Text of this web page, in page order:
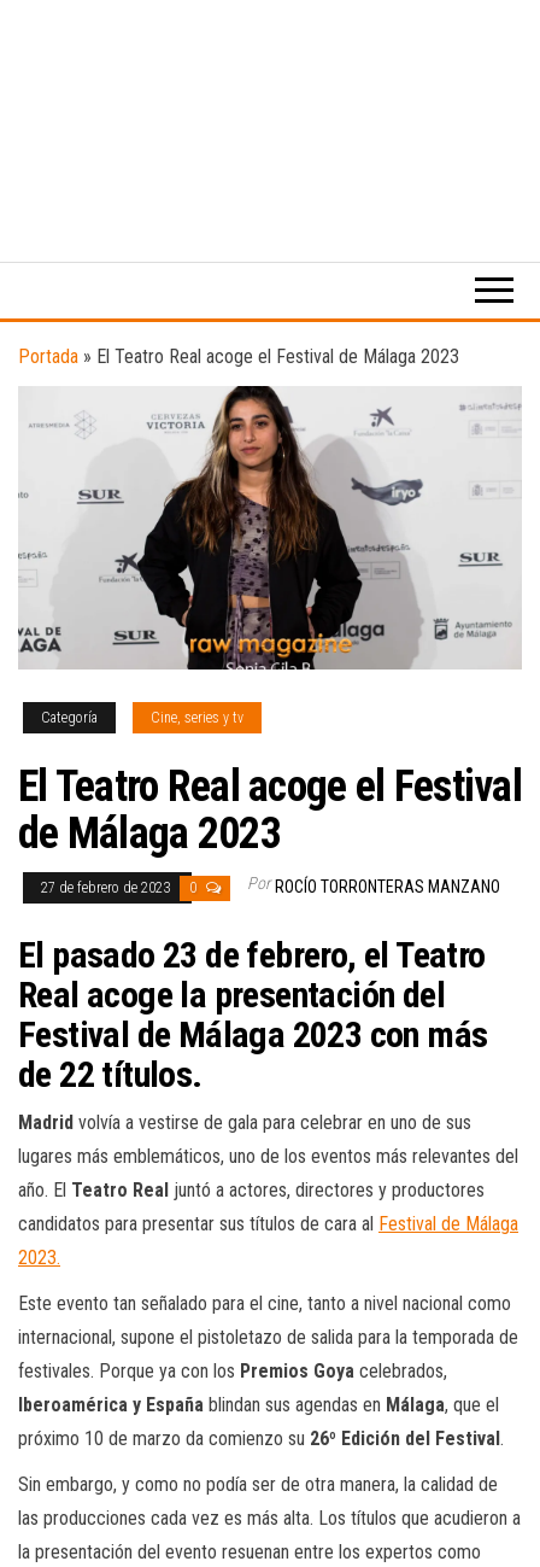
digital
el
música.
Portada » El Teatro Real acoge el Festival de Málaga 2023
Categoría Cine, series y tv
El Teatro Real acoge el Festival
de Málaga 2023
27 de febrero de 2023 0 Por ROCÍO TORRONTERAS MANZANO
El pasado 23 de febrero, el Teatro
Real acoge la presentación del
Festival de Málaga 2023 con más
de 22 títulos.
Madrid volvía a vestirse de gala para celebrar en uno de sus
lugares más emblemáticos, uno de los eventos más relevantes del
año. El Teatro Real juntó a actores, directores y productores
candidatos para presentar sus títulos de cara al Festival de Málaga
2023.
Este evento tan señalado para el cine, tanto a nivel nacional como
internacional, supone el pistoletazo de salida para la temporada de
festivales. Porque ya con los Premios Goya celebrados,
Iberoamérica y España blindan sus agendas en Málaga, que el
próximo 10 de marzo da comienzo su 26º Edición del Festival.
Sin embargo, y como no podía ser de otra manera, la calidad de
las producciones cada vez es más alta. Los títulos que acudieron a
la presentación del evento resuenan entre los expertos como